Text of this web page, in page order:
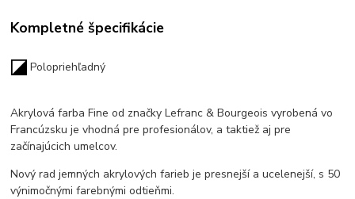
Kompletné špecifikácie
Polopriehľadný
Akrylová farba Fine od značky Lefranc & Bourgeois vyrobená vo
Francúzsku je vhodná pre profesionálov, a taktiež aj pre
začínajúcich umelcov.
Nový rad jemných akrylových farieb je presnejší a ucelenejší, s 50
výnimočnými farebnými odtieňmi.